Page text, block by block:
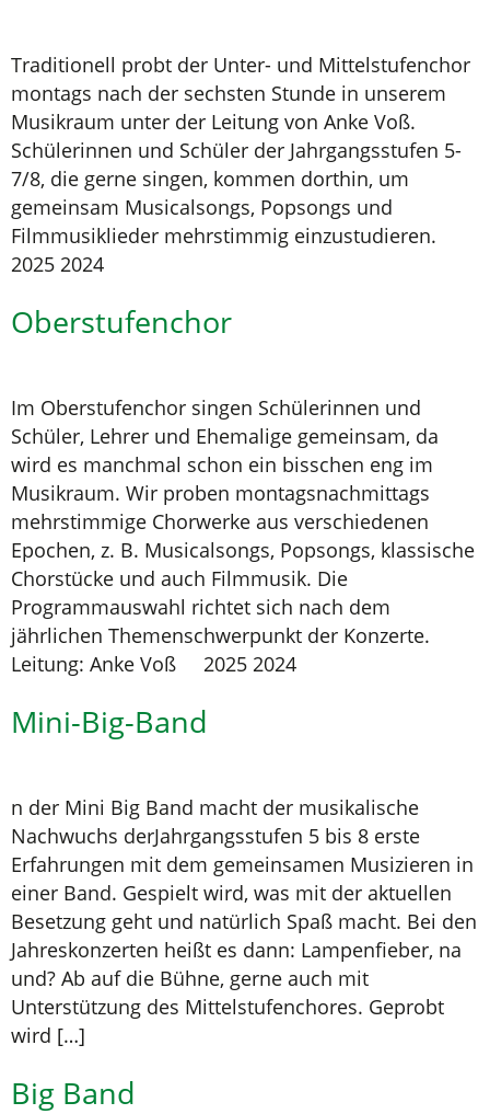
Traditionell probt der Unter- und Mittelstufenchor
montags nach der sechsten Stunde in unserem
Musikraum unter der Leitung von Anke Voß.
Schülerinnen und Schüler der Jahrgangsstufen 5-
7/8, die gerne singen, kommen dorthin, um
gemeinsam Musicalsongs, Popsongs und
Filmmusiklieder mehrstimmig einzustudieren.
2025 2024
Oberstufenchor
Im Oberstufenchor singen Schülerinnen und
Schüler, Lehrer und Ehemalige gemeinsam, da
wird es manchmal schon ein bisschen eng im
Musikraum. Wir proben montagsnachmittags
mehrstimmige Chorwerke aus verschiedenen
Epochen, z. B. Musicalsongs, Popsongs, klassische
Chorstücke und auch Filmmusik. Die
Programmauswahl richtet sich nach dem
jährlichen Themenschwerpunkt der Konzerte.
Leitung: Anke Voß 2025 2024
Mini-Big-Band
n der Mini Big Band macht der musikalische
Nachwuchs derJahrgangsstufen 5 bis 8 erste
Erfahrungen mit dem gemeinsamen Musizieren in
einer Band. Gespielt wird, was mit der aktuellen
Besetzung geht und natürlich Spaß macht. Bei den
Jahreskonzerten heißt es dann: Lampenfieber, na
und? Ab auf die Bühne, gerne auch mit
Unterstützung des Mittelstufenchores. Geprobt
wird […]
Big Band